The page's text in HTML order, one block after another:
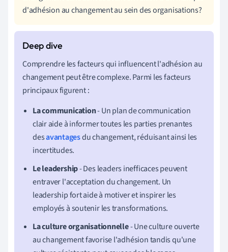
d'adhésion au changement au sein des organisations?
Comprendre les facteurs qui influencent l'adhésion au
changement peut être complexe. Parmi les facteurs
principaux figurent :
La communication- Un plan de communication
clair aide à informer toutes les parties prenantes
desavantagesdu changement, réduisant ainsi les
incertitudes.
Le leadership- Des leaders inefficaces peuvent
entraver l'acceptation du changement. Un
leadership fort aide à motiver et inspirer les
employés à soutenir les transformations.
La culture organisationnelle- Une culture ouverte
au changement favorise l'adhésion tandis qu'une